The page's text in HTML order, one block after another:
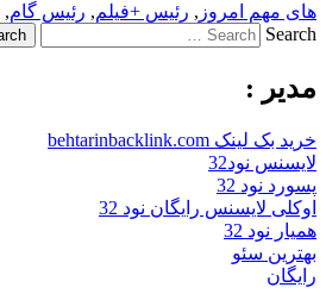
های مهم امروز , رئیس +فیلم, رئیس گام,
Search
مدیر :
خرید بک لینک behtarinbacklink.com
لایسنس نود32
پسورد نود 32
اوکلی لایسنس رایگان نود 32
همیار نود 32
بهترین سئو
رایگان